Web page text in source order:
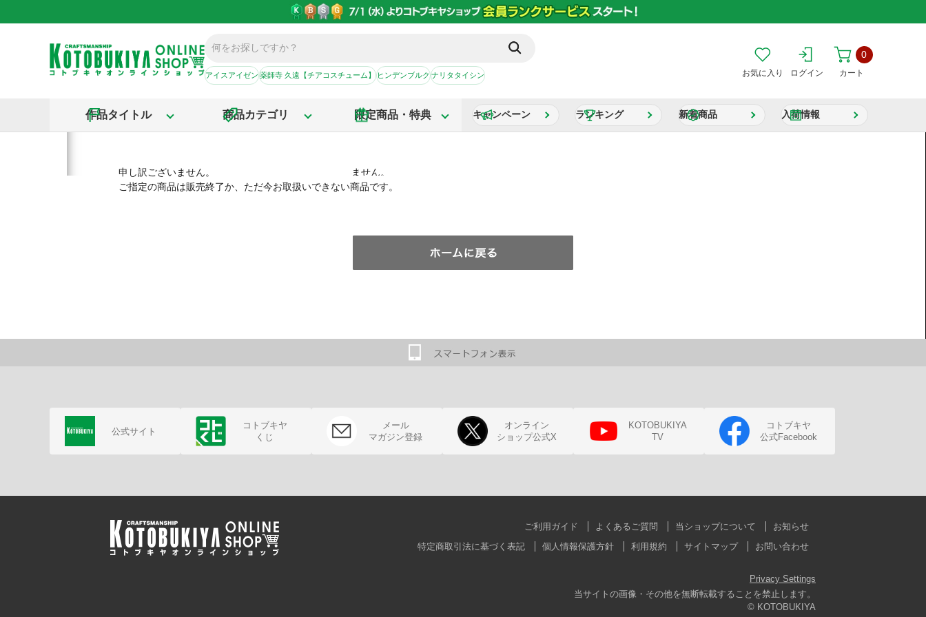
アイスアイゼン薬師寺 久遠【チアコスチューム】ヒンデンブルクナリタタイシン お気に入り ログイン カート
0
作品タイトル 商品カテゴリ 限定商品・特典 キャンペーン ランキング 新着商品 入荷情報
申し訳ございません。
ご指定の商品は販売終了か、ただ今お取扱いできない商品です。
公式サイト
コトブキヤ
くじ
メール
マガジン登録
オンライン
ショップ公式X
KOTOBUKIYA
TV
コトブキヤ
公式Facebook
ご利用ガイド よくあるご質問 当ショップについて
お知らせ
特定商取引法に基づく表記
個人情報保護方針 利用規約 サイトマップ お問い合わせ
Privacy Settings
当サイトの画像・その他を無断転載することを禁止します。
© KOTOBUKIYA